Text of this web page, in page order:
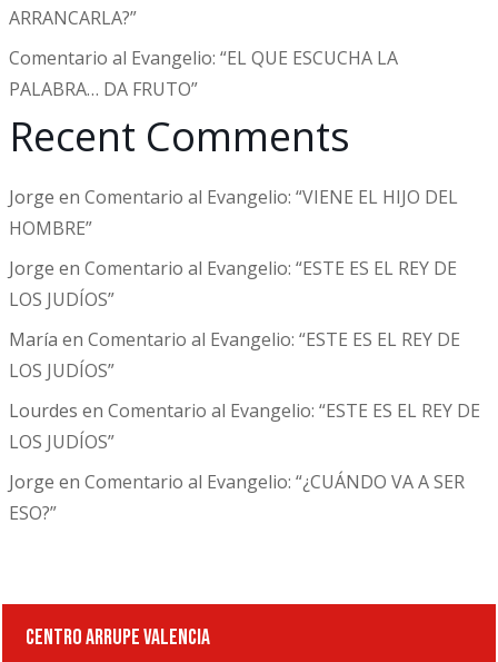
ARRANCARLA?”
Comentario al Evangelio: “EL QUE ESCUCHA LA
PALABRA… DA FRUTO”
Recent Comments
Jorge en Comentario al Evangelio: “VIENE EL HIJO DEL
HOMBRE”
Jorge en Comentario al Evangelio: “ESTE ES EL REY DE
LOS JUDÍOS”
María en Comentario al Evangelio: “ESTE ES EL REY DE
LOS JUDÍOS”
Lourdes en Comentario al Evangelio: “ESTE ES EL REY DE
LOS JUDÍOS”
Jorge en Comentario al Evangelio: “¿CUÁNDO VA A SER
ESO?”
CENTRO ARRUPE VALENCIA